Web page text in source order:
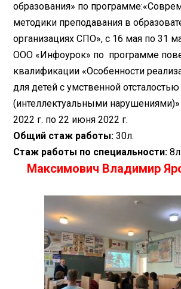
образования» по
методики преподавания в
организациях СПО», с 16 мая по 31
ООО «Инфоурок» по программе
квалификации «Особенности
для детей с умственной отсталостью
(интеллектуальными
2022 г. по 22 июня 2022 г.
Общий стаж работы: 30л.
Стаж работы по специальности:
Максимович Владимир